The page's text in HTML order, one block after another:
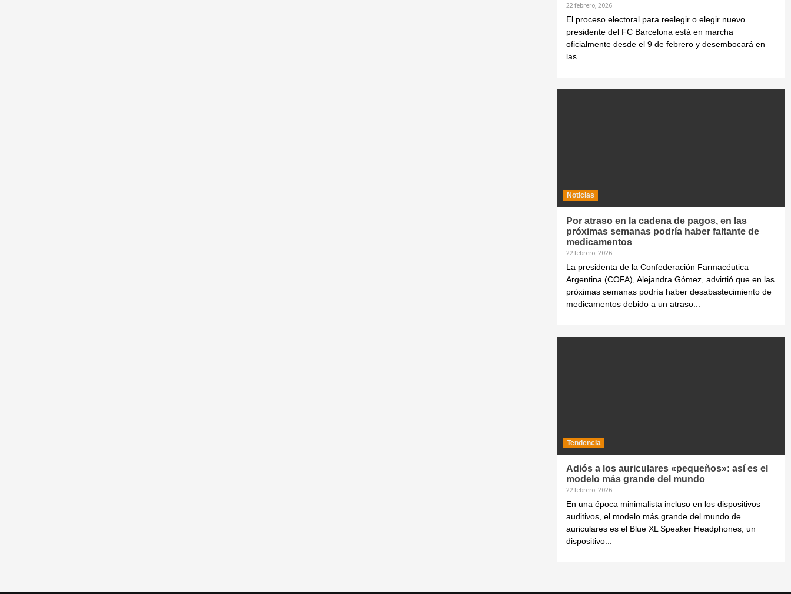
22 febrero, 2026
El proceso electoral para reelegir o elegir nuevo
presidente del FC Barcelona está en marcha
oficialmente desde el 9 de febrero y desembocará en
las...
Noticias
Por atraso en la cadena de pagos, en las
próximas semanas podría haber faltante de
medicamentos
22 febrero, 2026
La presidenta de la Confederación Farmacéutica
Argentina (COFA), Alejandra Gómez, advirtió que en las
próximas semanas podría haber desabastecimiento de
medicamentos debido a un atraso...
Tendencia
Adiós a los auriculares «pequeños»: así es el
modelo más grande del mundo
22 febrero, 2026
En una época minimalista incluso en los dispositivos
auditivos, el modelo más grande del mundo de
auriculares es el Blue XL Speaker Headphones, un
dispositivo...